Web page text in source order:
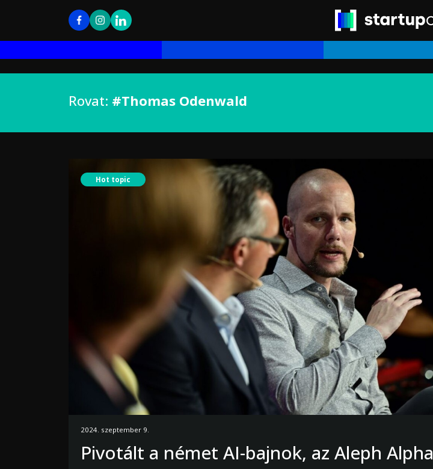
Rovat: #Thomas Odenwald
Hot topic
2024. szeptember 9.
Pivotált a német AI-bajnok, az Aleph Alpha